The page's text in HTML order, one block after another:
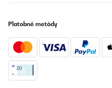
Platobné metódy